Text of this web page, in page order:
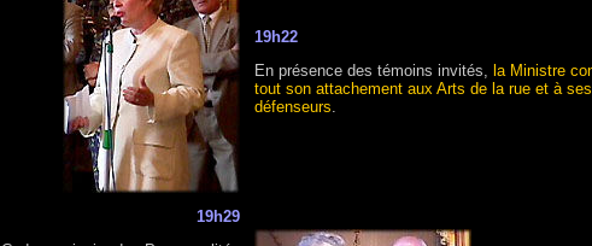
19h22
En présence des témoins invités,
la Ministre
tout son attachement aux Arts de la rue et à ses
défenseurs
19h29